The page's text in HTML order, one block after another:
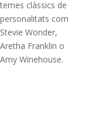
temes clàssics de
personalitats com
Stevie Wonder,
Aretha Franklin o
Amy Winehouse.